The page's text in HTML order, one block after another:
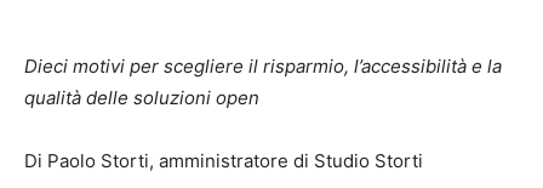
Dieci motivi per scegliere il risparmio, l’accessibilità e la
qualità delle soluzioni open
Di Paolo Storti, amministratore di Studio Storti